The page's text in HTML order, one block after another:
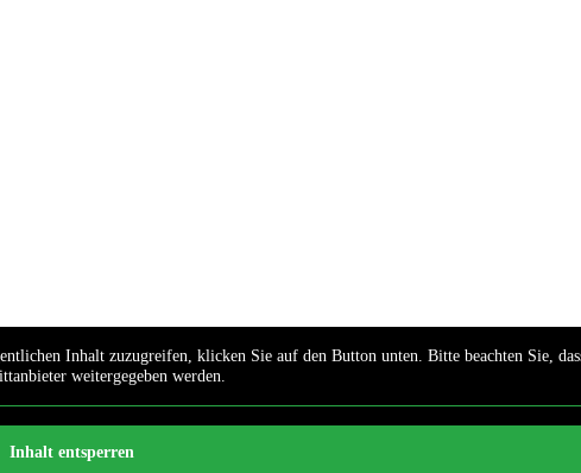
Inhalt zuzugreifen, klicken Sie auf den Button unten. Bitte beachten Sie,
weitergegeben werden.
Inhalt entsperren